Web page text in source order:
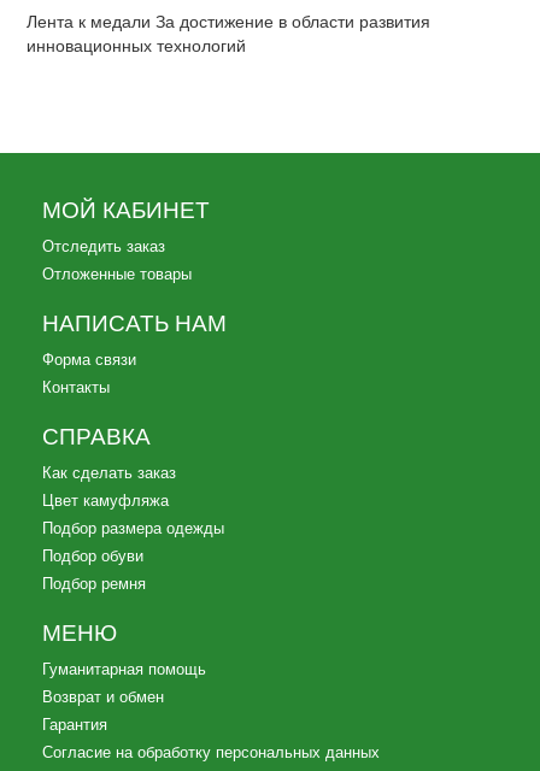
Лента к медали За достижение в области развития
инновационных технологий
МОЙ КАБИНЕТ
Отследить заказ
Отложенные товары
НАПИСАТЬ НАМ
Форма связи
Контакты
СПРАВКА
Как сделать заказ
Цвет камуфляжа
Подбор размера одежды
Подбор обуви
Подбор ремня
МЕНЮ
Гуманитарная помощь
Возврат и обмен
Гарантия
Согласие на обработку персональных данных